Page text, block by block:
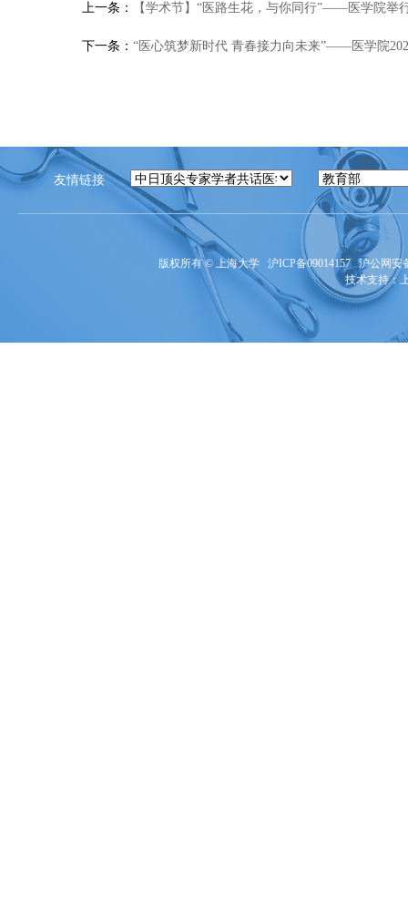
上一条： 【学术节】“医路生花，与你同行”——医学院举
下一条： “医心筑梦新时代 青春接力向未来”——医学院
友情链接
版权所有 © 上海大学 沪ICP备09014157 沪公网安
技术支持：